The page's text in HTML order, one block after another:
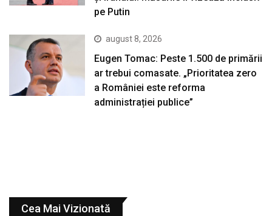
pe Putin
august 8, 2026
Eugen Tomac: Peste 1.500 de primării
ar trebui comasate. „Prioritatea zero
a României este reforma
administrației publice”
Cea Mai Vizionată